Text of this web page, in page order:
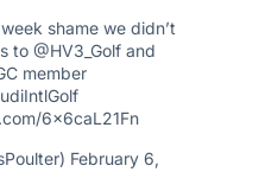
shame we didn’t
to @HV3_Golf and
member
6x6caL21Fn
February 6,